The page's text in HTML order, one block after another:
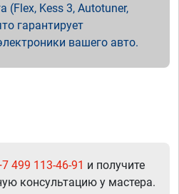
(Flex, Kess 3, Autotuner,
гарантирует
вашего авто.
499 113-46-91 и получите
консультацию у мастера.